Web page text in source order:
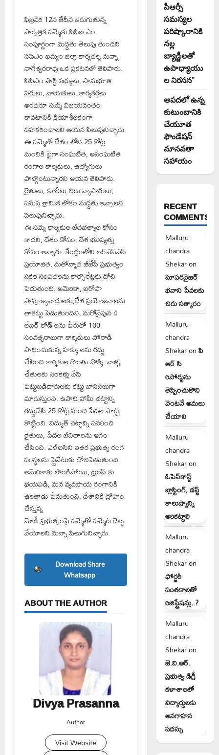
ఫిబ్రవరి 12న తేదీన జరుగుతున్న
సార్వత్రిక సమ్మెకు సిపిఐ ఎం
సంపూర్ణంగా మద్దతు తెలుపు తుందని
సిపిఎం ఖమ్మం జిల్లా కార్యదర్శి నున్నా
నాగేశ్వరరావు ఒక ప్రకటనలో తెలిపారు.
సిపిఎం పార్టీ సభ్యులు, సానుభూతి
పరులు, నాయకులు, కార్యకర్తలు
అందరూ సమ్మె విజయవంతం
కావటానికి క్రియాశీలకంగా
సహకరించాలని ఆయన పిలుపునిచ్చారు.
ఈ సమ్మెలో దేశం లోని 25 కోట్ల
మందికి పైగా సంఘటిత, అసంఘటిత
రంగాల కార్మికులు, ఉద్యోగులు
పాల్గొంటున్నారని ఆయన తెలిపారు.
రైతులు, కూలీలు చిరు వ్యాపారులు,
సమస్త శ్రామిక లోకం మద్దతు ఇవ్వాలని
పిలుపునిచ్చారు.
ఈ సమ్మె కార్మికుల జీతభత్యాల కోసం
కాదని, దేశం కోసం, దేశ భవిష్యత్తు
కోసం అన్నారు. కేంద్రంలోని ఆర్ఎస్ఎస్
ప్రయోజిత, మతోన్మాద బీజేపీ ప్రభుత్వం
సకల సంపదలను కార్పొరేట్లకు దోచి
పెడుతుంది. అమెరికా, ఐరోపా
సామ్రాజ్యవాదులకు,దేశ ప్రయోజనాలను
తాకట్టు పెడుతుందని, మరోవైపున 4
లేబర్ కోడ్ లను పేరుతో 100
సంవత్సరాలుగా కార్మికులు పోరాడి
సాధించుకున్న హక్కు లను రద్దు
చేసింది.కార్మికుల గొంతు నొక్కి, వాళ్ళ
చేతులకు సంకెళ్లు వేసి
పెట్టుబడిదారులకు కట్టు బానిసలుగా
మారుస్తుంది. ఉపాధి హామీ చట్టాన్ని
రద్దుచేసి 25 కోట్ల మంది పేదల పొట్ట
కొట్టింది. విద్యుత్ చట్టాన్ని సవరించి
రైతులు, పేదల జీవితాలను ఆగం
చేసింది. ఎల్ఐసిని ఇతర ప్రభుత్వ రంగ
సంస్థలను ప్రైవేటుకు దోచిపెడుతుంది.
అమెరికాకు లొంగిపోయి, ట్రంప్ కు
భయపడి, మన వ్యవసాయ రంగానికి
ఉరితాడు పేనుతుంది. దేశానికి ద్రోహం
చేస్తున్న
మోడీ ప్రభుత్వంపై సమ్మెతో సమ్మెట దెబ్బ
వేయాలని నున్నా పిలుగునిచ్చారు.
Download Share
Whatsapp
ABOUT THE AUTHOR
Divya Prasanna
Author
Visit Website
పీఆర్సీ
సమస్యల
పరిష్కారానికి
నల్ల
బ్యాడ్జీలతో
ఉపాధ్యాయు
ల నిరసన”
ఆపదలో ఉన్న
కుటుంబానికి
చేయూత
ఫౌండేషన్
మానవతా
సహాయం
RECENT
COMMENTS
Malluru
chandra
Shekaron
సూపరవైజర్
భవాని సేవలకు
చిరు సత్కారం
Malluru
chandra
Shekaronపి
ఆర్ సి
రిపోర్టును
తెప్పించుకొని
వెంటనే అమలు
చేయాలి
Malluru
chandra
Shekaron
ఓపెన్‌కాస్ట్
బ్లాస్టింగ్, డస్ట్
కాలుష్యాన్ని
అరికట్టాలి
Malluru
chandra
Shekaron
ఫోర్జరీ
సంతకాలతో
రిజిస్ట్రేషన్లు..?
Malluru
chandra
Shekaron
జె.వి.ఆర్.
ప్రభుత్వ డిగ్రీ
కళాశాలలో
విద్యార్థులకు
అవగాహన
సదస్సు